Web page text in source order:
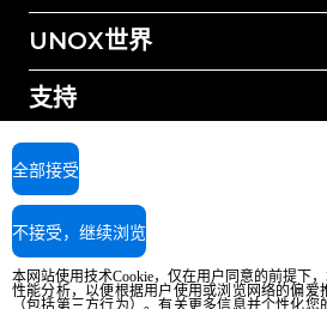
所有配件
手动清洗清洁剂
树脂过滤水处理
反渗透水处理
UNOX世界
我们在全球的办事处
支持
UNOX质保
查找经销商
查找服务中心
版权所有2026 UNOX SpA保留所有权利。
REA Padova 372835 - Cap.Soc.5.000.000€iv -
AI Content Disclaimer
本网站使用技术Cookie，仅在用户同意的前提下
性能分析，以便根据用户使用或浏览网络的偏爱
（包括第三方行为）。有关更多信息并个性化您
全部接受
不接受，继续浏览